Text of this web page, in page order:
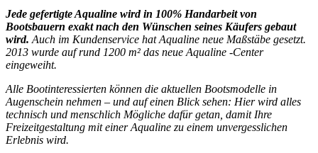
Jede gefertigte Aqualine wird in 100% Handarbeit von
Bootsbauern exakt nach den Wünschen seines Käufers gebaut
wird. Auch im Kundenservice hat Aqualine neue Maßstäbe gesetzt.
2013 wurde auf rund 1200 m² das neue Aqualine -Center
eingeweiht.
Alle Bootinteressierten können die aktuellen Bootsmodelle in
Augenschein nehmen – und auf einen Blick sehen: Hier wird alles
technisch und menschlich Mögliche dafür getan, damit Ihre
Freizeitgestaltung mit einer Aqualine zu einem unvergesslichen
Erlebnis wird.